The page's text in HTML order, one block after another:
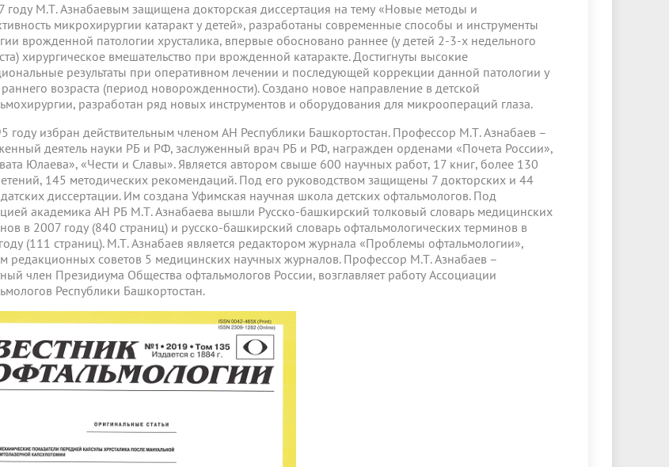
году М.Т. Азнабаевым защищена докторская диссертация на тему «Новые методы и
микрохирургии катаракт у детей», разработаны современные способы и инструменты
врожденной патологии хрусталика, впервые обосновано раннее (у детей 2-3-х недельного
хирургическое вмешательство при врожденной катаракте. Достигнуты высокие
результаты при оперативном лечении и последующей коррекции данной патологии у
возраста (период новорожденности). Создано новое направление в детской
разработан ряд новых инструментов и оборудования для микроопераций глаза.
году избран действительным членом АН Республики Башкортостан. Профессор М.Т. Азнабаев –
деятель науки РБ и РФ, заслуженный врач РБ и РФ, награжден орденами «Почета России»,
Юлаева», «Чести и Славы». Является автором свыше 600 научных работ, 17 книг, более 130
145 методических рекомендаций. Под его руководством защищены 7 докторских и 44
диссертации. Им создана Уфимская научная школа детских офтальмологов. Под
академика АН РБ М.Т. Азнабаева вышли Русско-башкирский толковый словарь медицинских
в 2007 году (840 страниц) и русско-башкирский словарь офтальмологических терминов в
(111 страниц). М.Т. Азнабаев является редактором журнала «Проблемы офтальмологии»,
редакционных советов 5 медицинских научных журналов. Профессор М.Т. Азнабаев –
член Президиума Общества офтальмологов России, возглавляет работу Ассоциации
Республики Башкортостан.